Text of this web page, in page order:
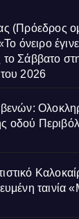
(Πρόεδρος
όνειρο
το Σάββατο
2026
οδού
ταινία